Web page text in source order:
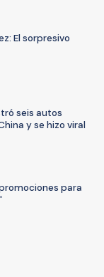
El sorpresivo
seis autos
y se hizo viral
para